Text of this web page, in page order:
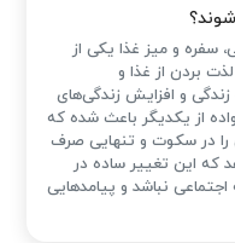
سفره و میز غذا یکی از
بردن از غذا و
و افزایش زندگی‌های
از یکدیگر باعث شده که
را در سکوت و تنهایی صرف
که این تغییر ساده در
نباشد و پیامدهایی